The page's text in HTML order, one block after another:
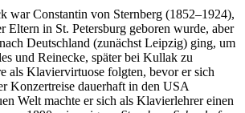
war Constantin von Sternberg (1852–1924),
Eltern in St. Petersburg geboren wurde, aber
Deutschland (zunächst Leipzig) ging, um
und Reinecke, später bei Kullak zu
als Klaviervirtuose folgten, bevor er sich
Konzertreise dauerhaft in den USA
Welt machte er sich als Klavierlehrer einen